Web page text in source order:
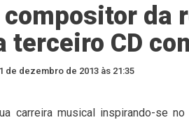
compositor da
terceiro CD
de dezembro de 2013 às 21:35
carreira musical inspirando-se